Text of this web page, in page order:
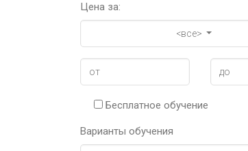
Цена за:
<все>
Бесплатное обучение
Варианты обучения